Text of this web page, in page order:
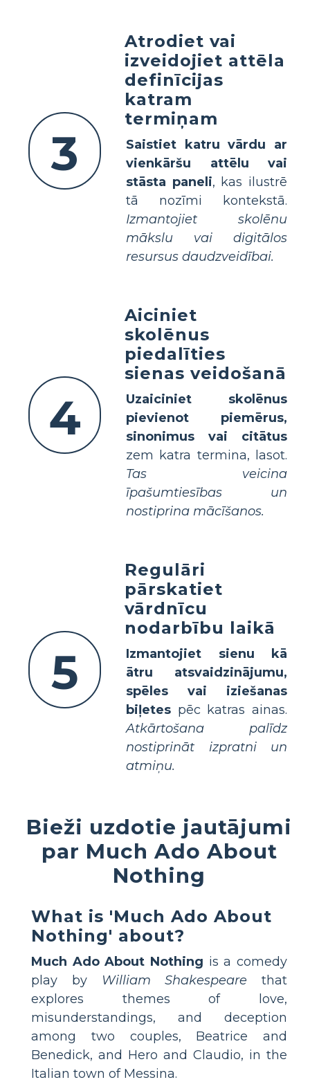
3
Atrodiet vai
izveidojiet attēla
definīcijas
katram
termiņam
Saistiet katru vārdu ar
vienkāršu attēlu vai
stāsta paneli, kas ilustrē
tā nozīmi kontekstā.
Izmantojiet skolēnu
mākslu vai digitālos
resursus daudzveidībai.
4
Aiciniet
skolēnus
piedalīties
sienas veidošanā
Uzaiciniet skolēnus
pievienot piemērus,
sinonimus vai citātus
zem katra termina, lasot.
Tas veicina
īpašumtiesības un
nostiprina mācīšanos.
5
Regulāri
pārskatiet
vārdnīcu
nodarbību laikā
Izmantojiet sienu kā
ātru atsvaidzinājumu,
spēles vai iziešanas
biļetes pēc katras ainas.
Atkārtošana palīdz
nostiprināt izpratni un
atmiņu.
Bieži uzdotie jautājumi
par Much Ado About
Nothing
What is 'Much Ado About
Nothing' about?
Much Ado About Nothing is a comedy
play by
William Shakespeare that
explores themes of love,
misunderstandings, and deception
among two couples, Beatrice and
Benedick, and Hero and Claudio, in the
Italian town of Messina.